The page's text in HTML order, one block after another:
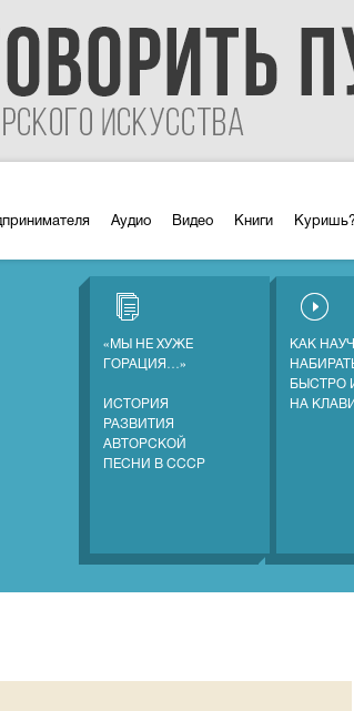
Аудио Видео Книги
«МЫ НЕ ХУЖЕ
ГОРАЦИЯ…»
ИСТОРИЯ
РАЗВИТИЯ
АВТОРСКОЙ
ПЕСНИ В СССР
КАК
БЫСТРО
НА